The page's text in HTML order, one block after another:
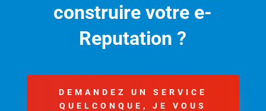
construire votre e-
Reputation ?
DEMANDEZ UN SERVICE
QUELCONQUE, JE VOUS